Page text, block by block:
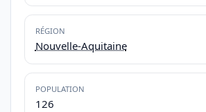
RÉGION
Nouvelle-Aquitaine
POPULATION
126